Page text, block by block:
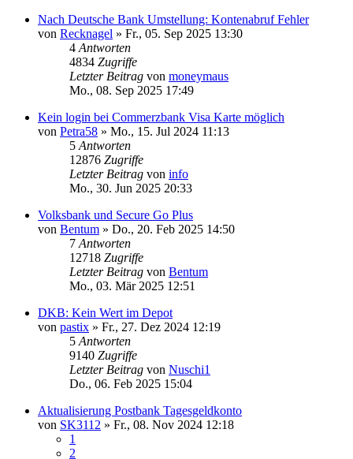
Nach Deutsche Bank Umstellung: Kontenabruf Fehler
von Recknagel » Fr., 05. Sep 2025 13:30
4 Antworten
4834 Zugriffe
Letzter Beitrag von moneymaus
Mo., 08. Sep 2025 17:49
Kein login bei Commerzbank Visa Karte möglich
von Petra58 » Mo., 15. Jul 2024 11:13
5 Antworten
12876 Zugriffe
Letzter Beitrag von info
Mo., 30. Jun 2025 20:33
Volksbank und Secure Go Plus
von Bentum » Do., 20. Feb 2025 14:50
7 Antworten
12718 Zugriffe
Letzter Beitrag von Bentum
Mo., 03. Mär 2025 12:51
DKB: Kein Wert im Depot
von pastix » Fr., 27. Dez 2024 12:19
5 Antworten
9140 Zugriffe
Letzter Beitrag von Nuschi1
Do., 06. Feb 2025 15:04
Aktualisierung Postbank Tagesgeldkonto
von SK3112 » Fr., 08. Nov 2024 12:18
1
2